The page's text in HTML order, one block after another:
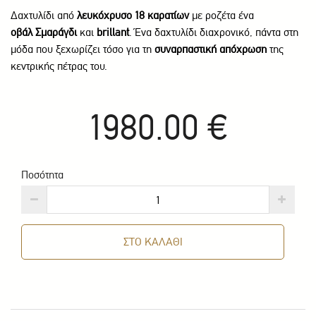
Δαχτυλίδι από λευκόχρυσο 18 καρατίωνμε ροζέτα ένα
οβάλ Σμαράγδι και brillant. Ένα δαχτυλίδι διαχρονικό, πάντα στη
μόδα που ξεχωρίζει τόσο για τη συναρπαστική απόχρωση της
κεντρικής πέτρας του.
1980.00 €
Ποσότητα
ΣΤΟ ΚΑΛΑΘΙ